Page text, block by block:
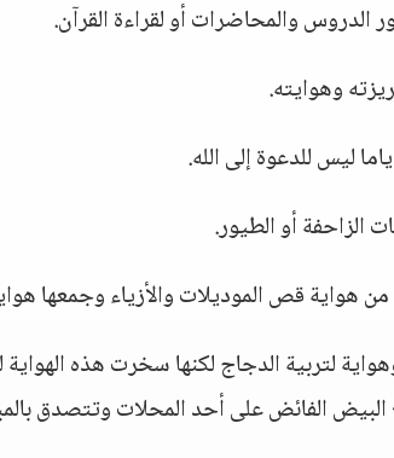
الدروس والمحاضرات أو لقراءة القرآن.
وهوايته.
ليس للدعوة إلى الله.
الزاحفة أو الطيور.
هواية قص الموديلات والأزياء وجمعها
لتربية الدجاج لكنها سخرت هذه
البيض الفائض على أحد المحلات وتتصدق